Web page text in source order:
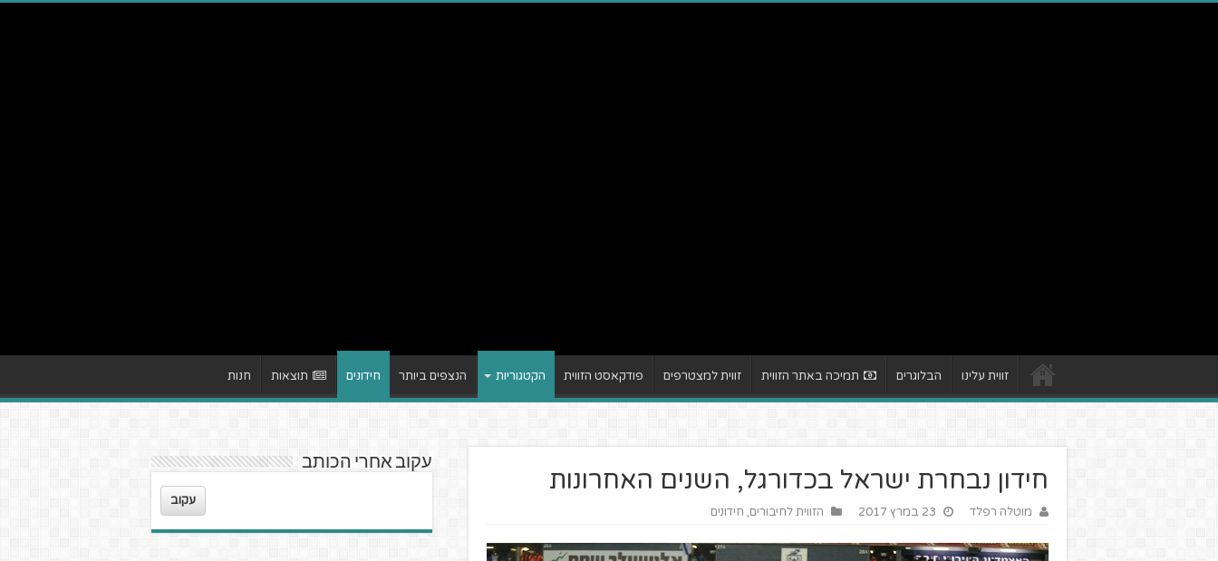
זווית עלינו הבלוגרים תמיכה באתר הזווית זווית למצטרפים פודקאסט הזווית הקטגוריות הנצפים ביותר חידונים תוצאות חנות
חידון נבחרת ישראל בכדורגל, השנים האחרונות
מוטלה רפלד 23 במרץ 2017 הזווית לחיבורים, חידונים
עקוב אחרי הכותב
עקוב